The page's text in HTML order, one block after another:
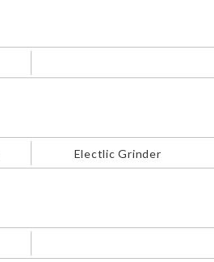
Electlic Grinder